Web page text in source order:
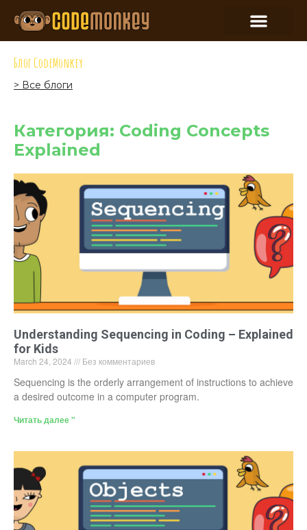
Блог CodeMonkey
> Все блоги
Категория: Coding Concepts
Explained
Understanding Sequencing in Coding – Explained
for Kids
March 24, 2024 Без комментариев
Sequencing is the orderly arrangement of instructions to achieve
a desired outcome in a computer program.
Читать далее "